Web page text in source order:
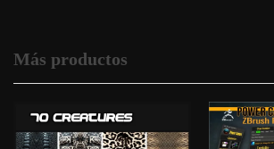
Más productos